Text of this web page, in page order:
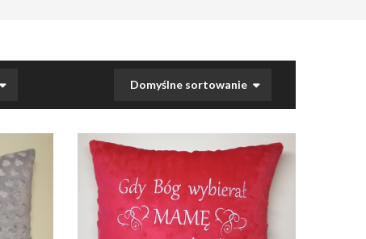
Domyślne sortowanie